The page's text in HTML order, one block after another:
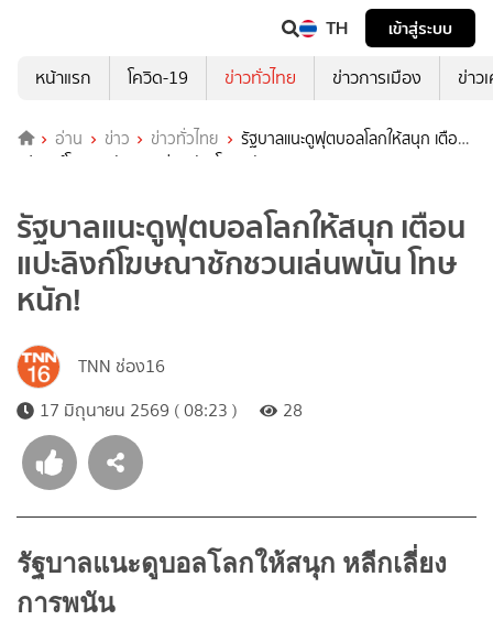
TH
เข้าสู่ระบบ
หน้าแรก
โควิด-19 ข่าวทั่วไทย ข่าวการเมือง ข่าว
อ่าน ข่าว ข่าวทั่วไทย
รัฐบาลแนะดูฟุตบอลโลกให้สนุก เตือน
แปะลิงก์โฆษณาชักชวนเล่นพนัน โทษหนัก!
รัฐบาลแนะดูฟุตบอลโลกให้สนุก เตือน
แปะลิงก์โฆษณาชักชวนเล่นพนัน โทษ
หนัก!
TNN ช่อง16
17 มิถุนายน 2569 ( 08:23 )
28
รัฐบาลแนะดูบอลโลกให้สนุก หลีกเลี่ยง
การพนัน